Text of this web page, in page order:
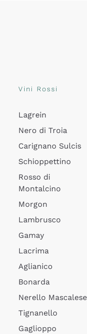
Vini Rossi
Lagrein
Nero di Troia
Carignano Sulcis
Schioppettino
Rosso di
Montalcino
Morgon
Lambrusco
Gamay
Lacrima
Aglianico
Bonarda
Nerello Mascalese
Tignanello
Gaglioppo